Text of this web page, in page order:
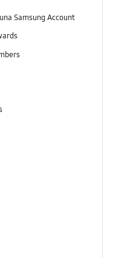
Samsung Account